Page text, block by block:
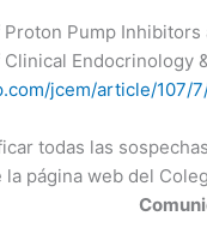
Pump
Endocrinology
jcem/article/107/
todas las
la página web del